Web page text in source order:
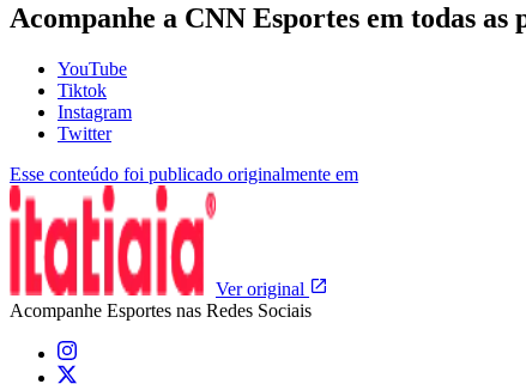
Acompanhe a CNN Esportes em todas as
YouTube
Tiktok
Instagram
Twitter
Esse conteúdo foi publicado originalmente em
Ver original
Acompanhe Esportes nas Redes Sociais